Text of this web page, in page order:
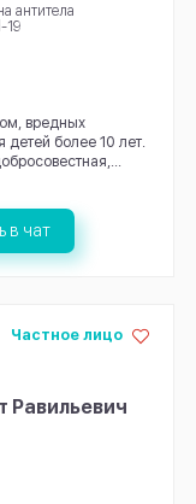
антитела
19
вредных
детей более 10 лет.
в чат
Равильевич
Частное лицо